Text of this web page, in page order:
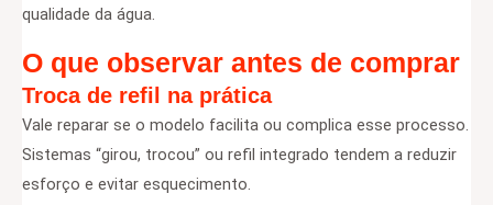
qualidade da água.
O que observar antes de comprar
Troca de refil na prática
Vale reparar se o modelo facilita ou complica esse processo.
Sistemas “girou, trocou” ou refil integrado tendem a reduzir
esforço e evitar esquecimento.